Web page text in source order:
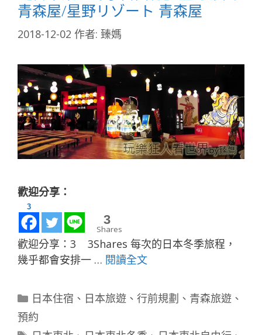
青森屋/星野リゾート 青森屋
2018-12-02 作者: 臻媽
歡迎分享：
3
3
Shares
歡迎分享：3 3Shares 每次的日本冬季旅程，
幾乎都會安排一 … 閱讀全文
分
類
日本住宿 、 日本旅遊、 行前規劃 、 青森旅遊、
預約